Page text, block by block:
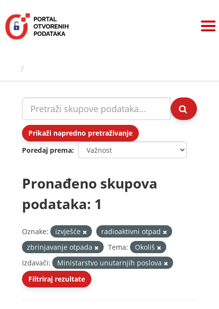
sadržaj
Prikaži napredno pretraživanje
Poredaj prema
Pronađeno skupova
podataka: 1
Oznake: izvješće
radioaktivni otpad
zbrinjavanje otpada
Tema:
Okoliš
Izdavači:
Ministarstvo unutarnjih poslova
Filtriraj rezultate